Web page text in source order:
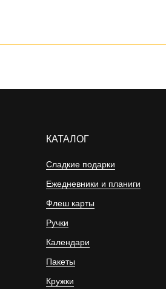
КАТАЛОГ
Сладкие подарки
Ежедневники и планиги
Флеш карты
Ручки
Календари
Пакеты
Кружки